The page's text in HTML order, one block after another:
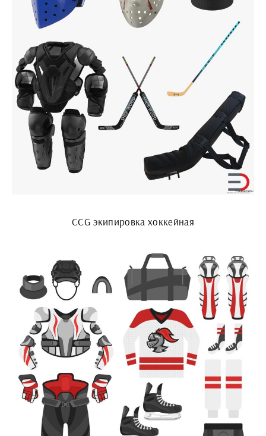
CCG экипировка хоккейная